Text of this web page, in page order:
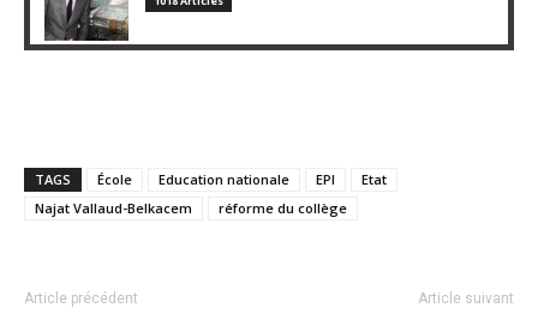
TAGS École Education nationale EPI
Etat
Najat Vallaud-Belkacem
réforme du collège
Article précédent Article suivant